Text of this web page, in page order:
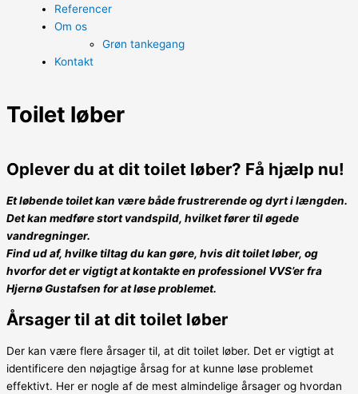
Referencer
Om os
Grøn tankegang
Kontakt
Toilet løber
Oplever du at dit toilet løber? Få hjælp nu!
Et løbende toilet kan være både frustrerende og dyrt i længden.
Det kan medføre stort vandspild, hvilket fører til øgede
vandregninger.
Find ud af, hvilke tiltag du kan gøre, hvis dit toilet løber, og
hvorfor det er vigtigt at kontakte en professionel VVS’er fra
Hjernø Gustafsen for at løse problemet.
Årsager til at dit toilet løber
Der kan være flere årsager til, at dit toilet løber. Det er vigtigt at
identificere den nøjagtige årsag for at kunne løse problemet
effektivt. Her er nogle af de mest almindelige årsager og hvordan